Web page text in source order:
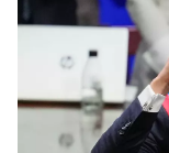
CANEDO